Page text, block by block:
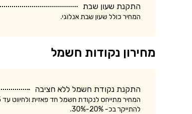
התקנת שעון שבת
המחיר כולל שעון שבת אנלוגי.
מחירון נקודות חשמל
התקנת נקודת חשמל ללא חציבה
להתייקר בכ- 20%-30%.